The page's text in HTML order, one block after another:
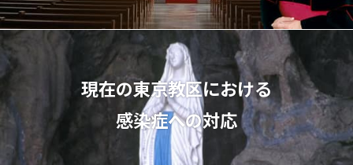
現在の東京教区における
感染症への対応